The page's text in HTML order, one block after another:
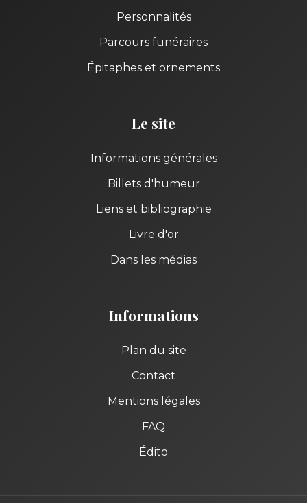
Personnalités
Parcours funéraires
Épitaphes et ornements
Le site
Informations générales
Billets d'humeur
Liens et bibliographie
Livre d'or
Dans les médias
Informations
Plan du site
Contact
Mentions légales
FAQ
Édito